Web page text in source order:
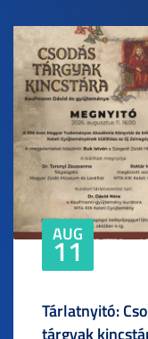
AUG
11
Tárlatnyitó:
tárgyak